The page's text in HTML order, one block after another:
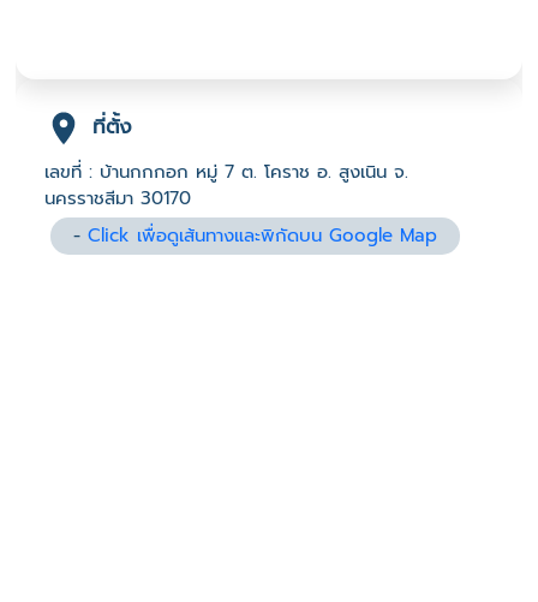
ที่ตั้ง
เลขที่ : บ้านกกกอก หมู่ 7 ต. โคราช อ. สูงเนิน จ.
นครราชสีมา 30170
-Click เพื่อดูเส้นทางและพิกัดบน Google Map